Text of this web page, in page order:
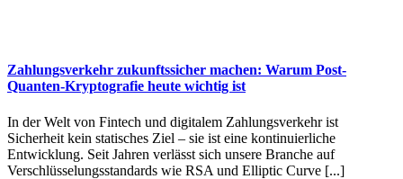
Zahlungsverkehr zukunftssicher machen: Warum Post-
Quanten-Kryptografie heute wichtig ist
In der Welt von Fintech und digitalem Zahlungsverkehr ist
Sicherheit kein statisches Ziel – sie ist eine kontinuierliche
Entwicklung. Seit Jahren verlässt sich unsere Branche auf
Verschlüsselungsstandards wie RSA und Elliptic Curve [...]